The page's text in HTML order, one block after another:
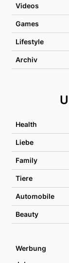
Videos
Games
Lifestyle
Archiv
Health
Liebe
Family
Tiere
Automobile
Beauty
Werbung